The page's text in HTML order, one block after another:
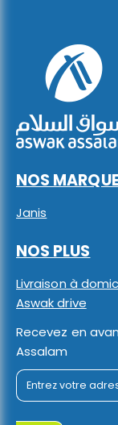
NOS
Janis
NOS PLUS
Livraison à
Aswak drive
Recevez en
Assalam